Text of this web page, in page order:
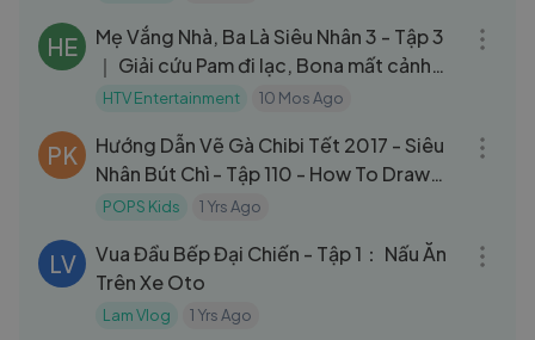
HE
Mẹ Vắng Nhà, Ba Là Siêu Nhân 3 - Tập 3
｜ Giải cứu Pam đi lạc, Bona mất cảnh
giác (31⧸3⧸2024)
HTV Entertainment 10 Mos Ago
PK
Hướng Dẫn Vẽ Gà Chibi Tết 2017 - Siêu
Nhân Bút Chì - Tập 110 - How To Draw
Chicken
POPS Kids 1 Yrs Ago
LV
Vua Đầu Bếp Đại Chiến - Tập 1： Nấu Ăn
Trên Xe Oto
Lam Vlog 1 Yrs Ago